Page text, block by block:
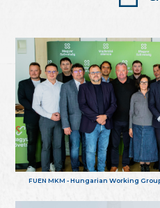
FUEN MKM - Hungarian Working